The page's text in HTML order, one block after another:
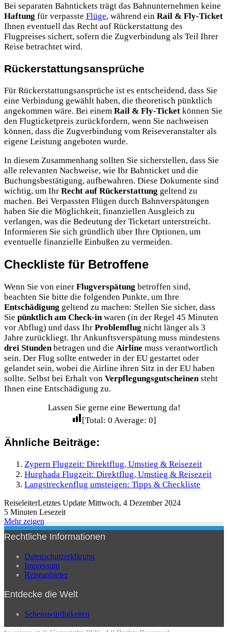
Bei separaten Bahntickets trägt das Bahnunternehmen keine
Haftung für verpasste Flüge, während ein Rail & Fly-Ticket
Ihnen eventuell das Recht auf Rückerstattung des
Flugpreises sichert, sofern die Zugverbindung als Teil Ihrer
Reise betrachtet wird.
Rückerstattungsansprüche
Für Rückerstattungsansprüche ist es entscheidend, dass Sie
eine Verbindung gewählt haben, die theoretisch pünktlich
angekommen wäre. Bei einem Rail & Fly-Ticket können Sie
den Flugticketpreis zurückfordern, wenn Sie nachweisen
können, dass die Zugverbindung vom Reiseveranstalter als
eigene Leistung angeboten wurde.
In diesem Zusammenhang sollten Sie sicherstellen, dass Sie
alle relevanten Nachweise, wie Ihr Bahnticket und die
Buchungsbestätigung, aufbewahren. Diese Dokumente sind
wichtig, um Ihr Recht auf Rückerstattung geltend zu
machen. Bei Verpassten Flügen durch Bahnverspätungen
haben Sie die Möglichkeit, finanziellen Ausgleich zu
verlangen, was die Bedeutung der Ticketart unterstreicht.
Informieren Sie sich gründlich über Ihre Optionen, um
eventuelle finanzielle Einbußen zu vermeiden.
Checkliste für Betroffene
Wenn Sie von einer Flugverspätung betroffen sind,
beachten Sie bitte die folgenden Punkte, um Ihre
Entschädigung geltend zu machen: Stellen Sie sicher, dass
Sie pünktlich am Check-in waren (in der Regel 45 Minuten
vor Abflug) und dass Ihr Problemflug nicht länger als 3
Jahre zurückliegt. Ihr Ankunftsverspätung muss mindestens
drei Stunden betragen und die Airline muss verantwortlich
sein. Der Flug sollte entweder in der EU gestartet oder
gelandet sein, wobei die Airline ihren Sitz in der EU haben
sollte. Selbst bei Erhalt von Verpflegungsgutscheinen steht
Ihnen eine Entschädigung zu.
Lassen Sie gerne eine Bewertung da!
[Total: 0 Average: 0]
Ähnliche Beiträge:
Zypern Flugzeit: Direktflug, Umstieg & Reisezeit
Hurghada Flugzeit: Direktflug, Umstieg & Reisezeit
Langstreckenflug umsteigen: Tipps & Checkliste
ReiseleiterLetztes Update Mittwoch, 4 Dezember 2024
5 Minuten Lesezeit
Mehr zeigen
Rechtliche Informationen
Datenschutzerklärung
Impressum
Reiseanbieter
Entdecke die Welt
Sehenswürdigkeiten